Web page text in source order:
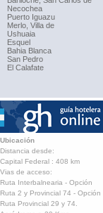
Necochea
Puerto Iguazu
Merlo, Villa de
Ushuaia
Esquel
Bahia Blanca
San Pedro
El Calafate
Ubicación
Distancia desde:
Capital Federal : 408 km
Vias de acceso:
Ruta Interbalnearia - Opción
Ruta 2 y Provincial 74 - Opción
Ruta Provincial 29 y 74.